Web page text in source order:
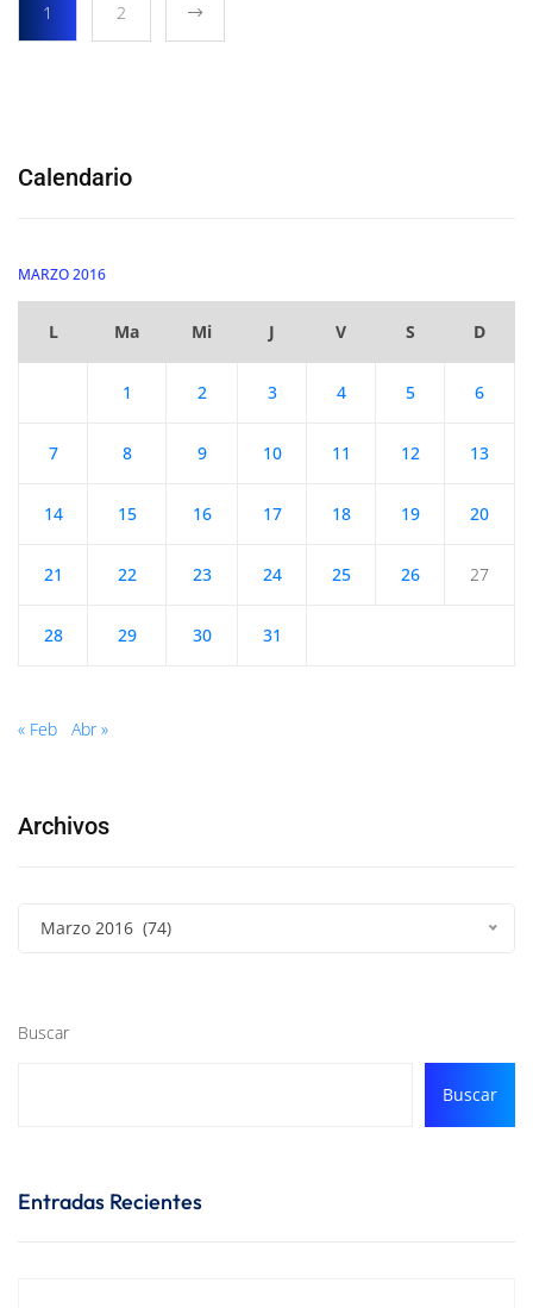
1 2
Calendario
MARZO 2016
L Ma Mi J V S D
1 2 3 4 5 6
7 8 9 10 11 12 13
14 15 16 17 18 19 20
21 22 23 24 25 26 27
28 29 30 31
« Feb Abr »
Archivos
Marzo 2016 (74)
Buscar
Buscar
Entradas Recientes